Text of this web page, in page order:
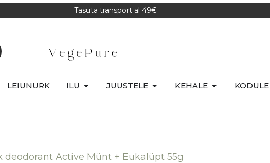
Tasuta transport al 49€
LEIUNURK ILU JUUSTELE KEHALE KODULE
deodorant Active Münt + Eukalüpt 55g